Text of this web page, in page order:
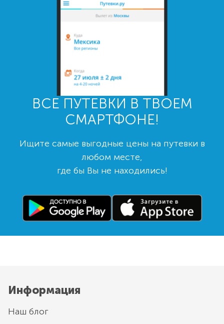
ВСЕ ПУТЕВКИ В ТВОЕМ
СМАРТФОНЕ!
Ищите самые выгодные цены на путевки в
любом месте,
где бы Вы не находились!
Информация
Наш блог